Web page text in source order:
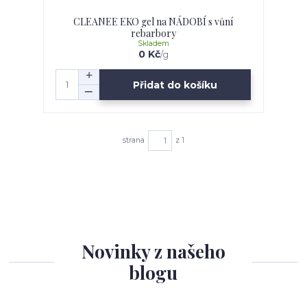
CLEANEE EKO gel na NÁDOBÍ s vůní
rebarbory
0 Kč/g
Skladem
Přidat do košíku
strana z 1
Novinky z našeho
blogu